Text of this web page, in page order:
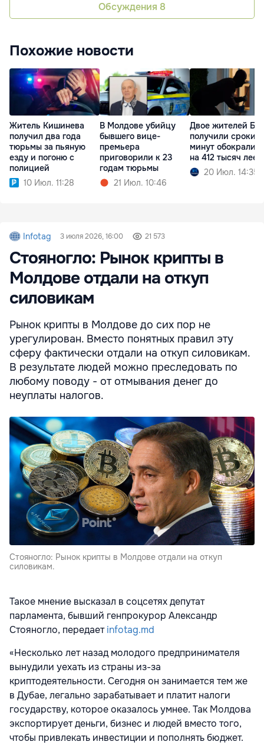
Обсуждения 8
Похожие новости
Житель Кишинева
получил два года
тюрьмы за пьяную
езду и погоню с
полицией
10 Июл. 11:28
В Молдове убийцу
бывшего вице-
премьера
приговорили к 23
годам тюрьмы
21 Июл. 10:46
Двое жителей
получили сроки:
минут обокрали
на 412 тысяч леев
20 Июл. 14:35
Infotag 3 июля 2026, 16:00 21 573
Стояногло: Рынок крипты в
Молдове отдали на откуп
силовикам
Рынок крипты в Молдове до сих пор не
урегулирован. Вместо понятных правил эту
сферу фактически отдали на откуп силовикам.
В результате людей можно преследовать по
любому поводу - от отмывания денег до
неуплаты налогов.
Стояногло: Рынок крипты в Молдове отдали на откуп
силовикам.
Такое мнение высказал в соцсетях депутат
парламента, бывший генпрокурор Александр
Стояногло, передаетinfotag.md
«Несколько лет назад молодого предпринимателя
вынудили уехать из страны из-за
криптодеятельности. Сегодня он занимается тем же
в Дубае, легально зарабатывает и платит налоги
государству, которое оказалось умнее. Так Молдова
экспортирует деньги, бизнес и людей вместо того,
чтобы привлекать инвестиции и пополнять бюджет.